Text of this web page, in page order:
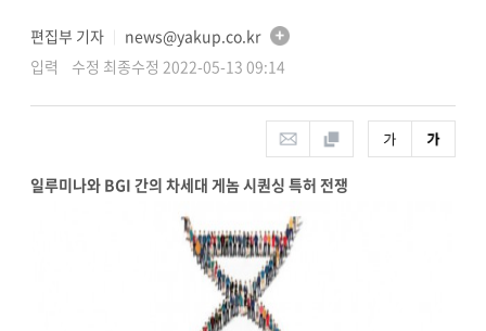
편집부 기자
news@yakup.co.kr
입력 수정 최종수정 2022-05-13 09:14
일루미나와 BGI 간의 차세대 게놈 시퀀싱 특허 전쟁